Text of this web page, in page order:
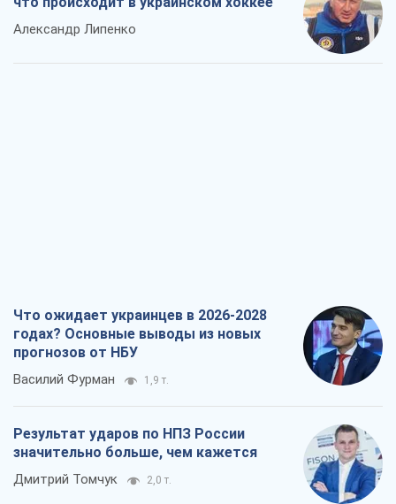
Александр Липенко
Что ожидает украинцев в 2026-2028
годах? Основные выводы из новых
прогнозов от НБУ
Василий Фурман 1,9 т.
Результат ударов по НПЗ России
значительно больше, чем кажется
Дмитрий Томчук 2,0 т.